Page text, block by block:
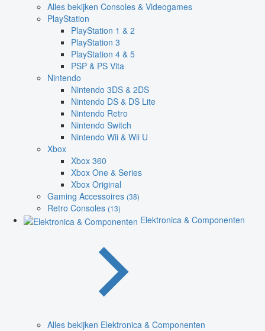
Alles bekijken Consoles & Videogames
PlayStation
PlayStation 1 & 2
PlayStation 3
PlayStation 4 & 5
PSP & PS Vita
Nintendo
Nintendo 3DS & 2DS
Nintendo DS & DS Lite
Nintendo Retro
Nintendo Switch
Nintendo Wii & Wii U
Xbox
Xbox 360
Xbox One & Series
Xbox Original
Gaming Accessoires (38)
Retro Consoles (13)
Elektronica & Componenten
Alles bekijken Elektronica & Componenten